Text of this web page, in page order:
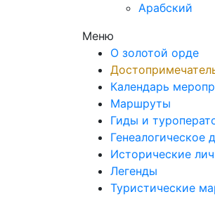
Арабский
Меню
О золотой орде
Календарь
Маршруты
Гиды и
Генеалогическое
Исторические
Легенды
Туристические